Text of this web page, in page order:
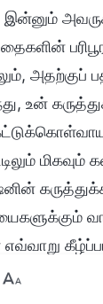
இன்னும்
அதற்குப்
உன்
மிகவும்